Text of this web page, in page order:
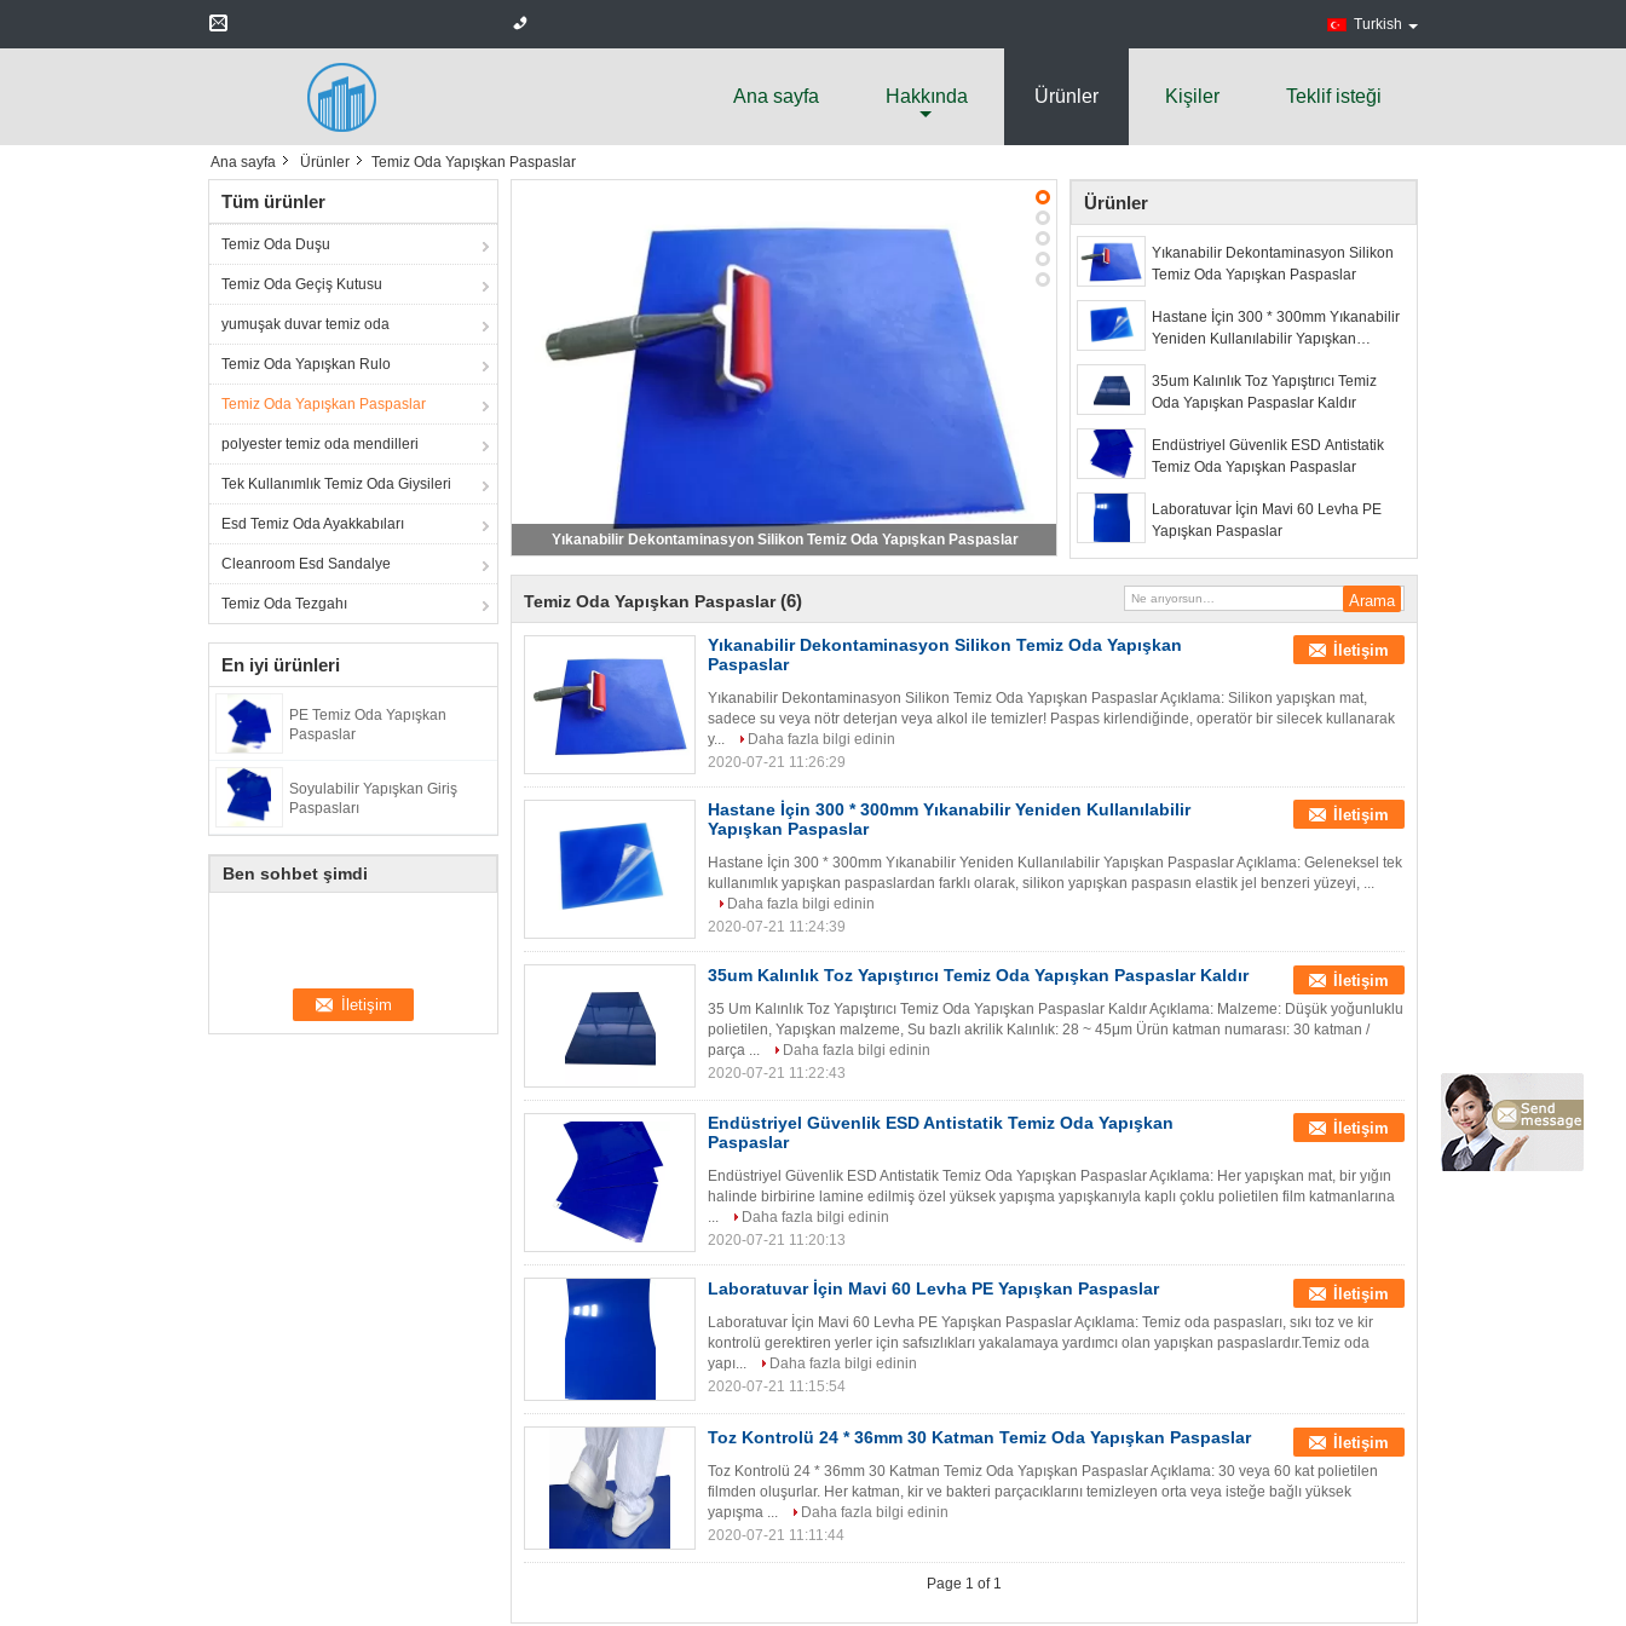
Turkish
Ana sayfa Hakkında Ürünler Kişiler Teklif isteği
Ana sayfa Ürünler Temiz Oda Yapışkan Paspaslar
Tüm ürünler
Temiz Oda Duşu
Temiz Oda Geçiş Kutusu
yumuşak duvar temiz oda
Temiz Oda Yapışkan Rulo
Temiz Oda Yapışkan Paspaslar
polyester temiz oda mendilleri
Tek Kullanımlık Temiz Oda Giysileri
Esd Temiz Oda Ayakkabıları
Cleanroom Esd Sandalye
Temiz Oda Tezgahı
En iyi ürünleri
PE Temiz Oda Yapışkan
Paspaslar
Soyulabilir Yapışkan Giriş
Paspasları
Ben sohbet şimdi
Yıkanabilir Dekontaminasyon Silikon Temiz Oda Yapışkan Paspaslar
Ürünler
Yıkanabilir Dekontaminasyon Silikon
Temiz Oda Yapışkan Paspaslar
Hastane İçin 300 * 300mm Yıkanabilir
Yeniden Kullanılabilir Yapışkan
35um Kalınlık Toz Yapıştırıcı Temiz
Oda Yapışkan Paspaslar Kaldır
Endüstriyel Güvenlik ESD Antistatik
Temiz Oda Yapışkan Paspaslar
Laboratuvar İçin Mavi 60 Levha PE
Yapışkan Paspaslar
Temiz Oda Yapışkan Paspaslar (6)
Yıkanabilir Dekontaminasyon Silikon Temiz Oda Yapışkan
Paspaslar
İletişim
Yıkanabilir Dekontaminasyon Silikon Temiz Oda Yapışkan Paspaslar Açıklama: Silikon yapışkan mat,
sadece su veya nötr deterjan veya alkol ile temizler! Paspas kirlendiğinde, operatör bir silecek kullanarak
y...
Daha fazla bilgi edinin
2020-07-21 11:26:29
Hastane İçin 300 * 300mm Yıkanabilir Yeniden Kullanılabilir
Yapışkan Paspaslar
İletişim
Hastane İçin 300 * 300mm Yıkanabilir Yeniden Kullanılabilir Yapışkan Paspaslar Açıklama: Geleneksel tek
kullanımlık yapışkan paspaslardan farklı olarak, silikon yapışkan paspasın elastik jel benzeri yüzeyi, ...
Daha fazla bilgi edinin
2020-07-21 11:24:39
35um Kalınlık Toz Yapıştırıcı Temiz Oda Yapışkan Paspaslar Kaldır İletişim
35 Um Kalınlık Toz Yapıştırıcı Temiz Oda Yapışkan Paspaslar Kaldır Açıklama: Malzeme: Düşük yoğunluklu
polietilen, Yapışkan malzeme, Su bazlı akrilik Kalınlık: 28 ~ 45μm Ürün katman numarası: 30 katman /
parça ...
Daha fazla bilgi edinin
2020-07-21 11:22:43
Endüstriyel Güvenlik ESD Antistatik Temiz Oda Yapışkan
Paspaslar
İletişim
Endüstriyel Güvenlik ESD Antistatik Temiz Oda Yapışkan Paspaslar Açıklama: Her yapışkan mat, bir yığın
halinde birbirine lamine edilmiş özel yüksek yapışma yapışkanıyla kaplı çoklu polietilen film katmanlarına
...
Daha fazla bilgi edinin
2020-07-21 11:20:13
Laboratuvar İçin Mavi 60 Levha PE Yapışkan Paspaslar İletişim
Laboratuvar İçin Mavi 60 Levha PE Yapışkan Paspaslar Açıklama: Temiz oda paspasları, sıkı toz ve kir
kontrolü gerektiren yerler için safsızlıkları yakalamaya yardımcı olan yapışkan paspaslardır.Temiz oda
yapı...
Daha fazla bilgi edinin
2020-07-21 11:15:54
Toz Kontrolü 24 * 36mm 30 Katman Temiz Oda Yapışkan Paspaslar İletişim
Toz Kontrolü 24 * 36mm 30 Katman Temiz Oda Yapışkan Paspaslar Açıklama: 30 veya 60 kat polietilen
filmden oluşurlar. Her katman, kir ve bakteri parçacıklarını temizleyen orta veya isteğe bağlı yüksek
yapışma ...
Daha fazla bilgi edinin
2020-07-21 11:11:44
Page 1 of 1